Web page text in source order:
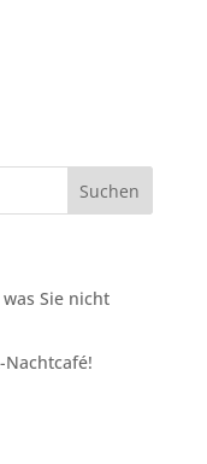
Sie nicht
Nachtcafé!